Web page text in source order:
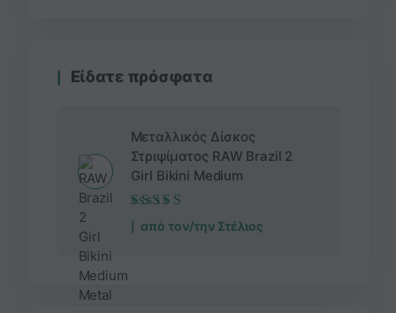
Είδατε πρόσφατα
Μεταλλικός Δίσκος
Στριψίματος RAW Brazil 2
Girl Bikini Medium
Βαθμολογήθηκε
με5από 5
από τον/την Στέλιος